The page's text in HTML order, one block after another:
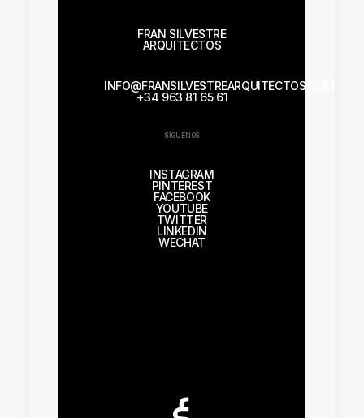
FRAN SILVESTRE
ARQUITECTOS
INFO@FRANSILVESTREARQUITECTOS.COM
+34 963 81 65 61
SÍGUENOS
INSTAGRAM
PINTEREST
FACEBOOK
YOUTUBE
TWITTER
LINKEDIN
WECHAT